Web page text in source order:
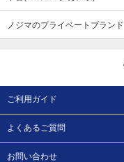
ノジマのプライベートブランド
ご利用ガイド
よくあるご質問
お問い合わせ